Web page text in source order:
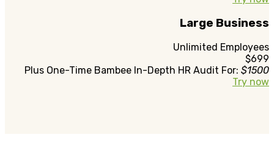
Large Business
Unlimited Employees
$699
Plus One-Time Bambee In-Depth HR Audit For: $1500
Try now